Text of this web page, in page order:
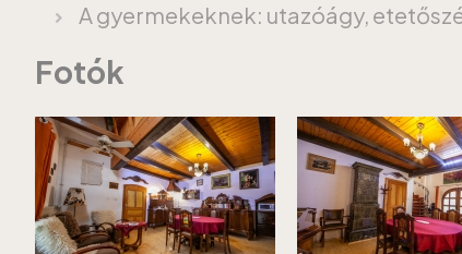
A gyermekeknek: utazóágy,
Fotók